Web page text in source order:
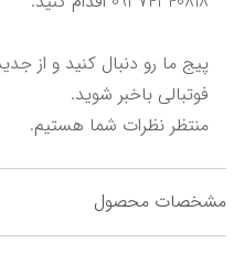
منتظر نظرات شما هستیم.
مشخصات محصول